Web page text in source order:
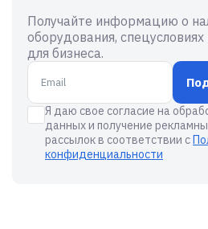
Получайте информацию о
оборудования,
для бизнеса.
Я даю свое согласие на
данных и получение
рассылок в соответствии с
конфиденциальности